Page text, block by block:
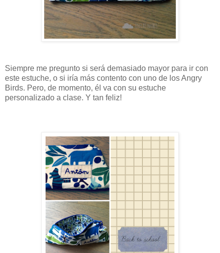
Siempre me pregunto si será demasiado mayor para ir con
este estuche, o si iría más contento con uno de los Angry
Birds. Pero, de momento, él va con su estuche
personalizado a clase. Y tan feliz!